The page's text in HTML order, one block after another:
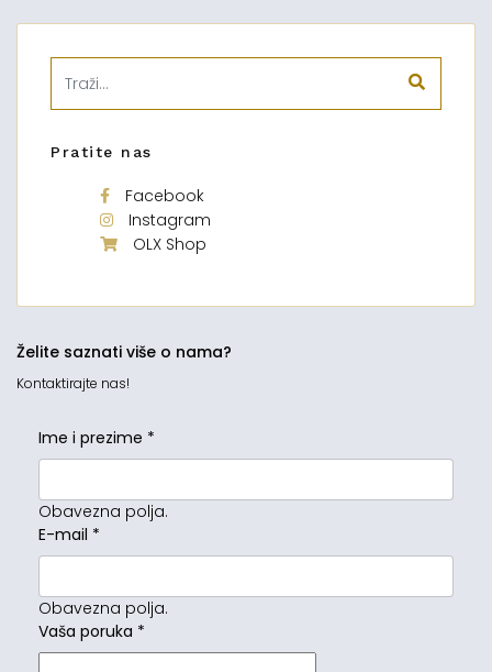
Pratite nas
Facebook
Instagram
OLX Shop
Želite saznati više o nama?
Kontaktirajte nas!
Ime i prezime *
Obavezna polja.
E-mail *
Obavezna polja.
Vaša poruka *